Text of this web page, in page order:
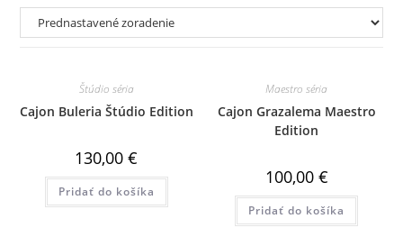
Štúdio séria
Cajon Buleria Štúdio Edition
130,00€
Pridať do košíka
Maestro séria
Cajon Grazalema Maestro
Edition
100,00 €
Pridať do košíka